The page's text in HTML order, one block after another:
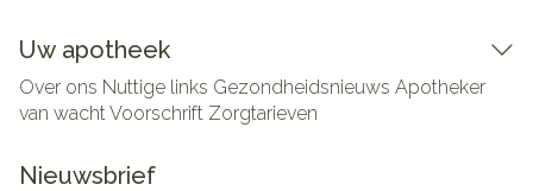
Uw apotheek
Over ons Nuttige links Gezondheidsnieuws Apotheker
van wachtVoorschrift Zorgtarieven
Nieuwsbrief